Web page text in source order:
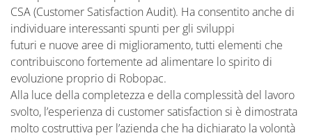
CSA (Customer Satisfaction Audit). Ha consentito anche di
individuare interessanti spunti per gli sviluppi
futuri e nuove aree di miglioramento, tutti elementi che
contribuiscono fortemente ad alimentare lo spirito di
evoluzione proprio di Robopac.
Alla luce della completezza e della complessità del lavoro
svolto, l’esperienza di customer satisfaction si è dimostrata
molto costruttiva per l’azienda che ha dichiarato la volontà